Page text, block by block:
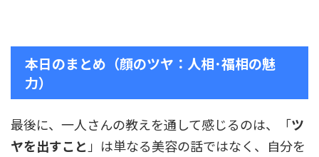
本日のまとめ（顔のツヤ：人相･福相の魅
力）
最後に、一人さんの教えを通して感じるのは、「ツ
ヤを出すこと 」は単なる美容の話ではなく、自分を